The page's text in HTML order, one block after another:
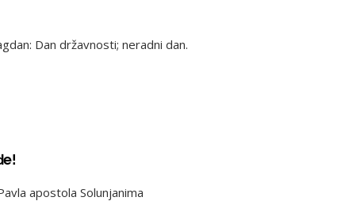
Dan državnosti; neradni dan.
apostola Solunjanima